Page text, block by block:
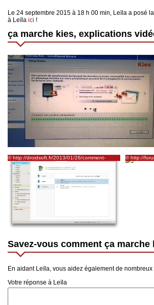
Le 24 septembre 2015 à 18 h 00 min, Leïla a posé
à Leïla ici !
ça marche kies, explications
© http://droidsoft.fr/2013/01/26/comment-
transferer-contacts-sms-dun-samsung-galaxy-a-
un-autre-avec-kies/
© http://
air--
Savez-vous comment ça marche
En aidant Leïla, vous aidez également de
Votre réponse à Leïla